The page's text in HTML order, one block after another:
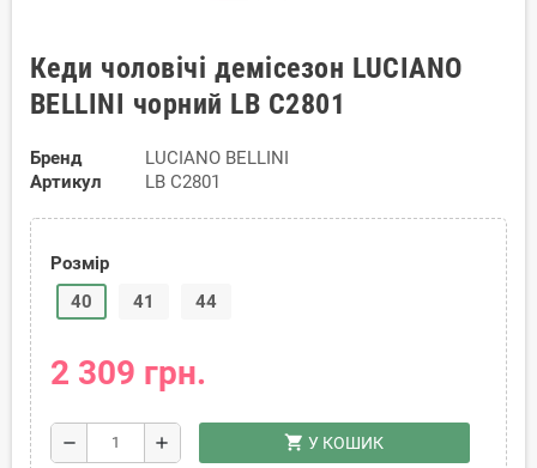
Кеди чоловічі демісезон LUCIANO
BELLINI чорний LB C2801
Бренд
LUCIANO BELLINI
Артикул
LB C2801
Розмір
40
41 44
2 309 грн.
remove add shopping_cart У КОШИК